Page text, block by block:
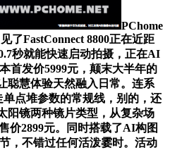
PChome
了FastConnect 8800正在近距
秒就能快速启动拍摄，正在AI
首发价5999元，颠末大半年的
聪慧体验天然融入日常。连系
点堆参数的常规线，别的，还
阳镜两种镜片类型，从复杂场
价2899元。同时搭载了AI构图
，不错过任何活泼霎时。活动